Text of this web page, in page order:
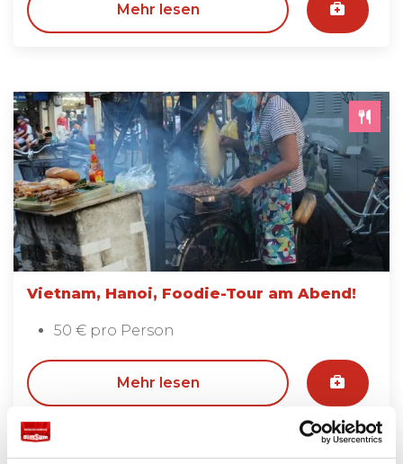
Mehr lesen
Vietnam, Hanoi, Foodie-Tour am Abend!
50 € pro Person
Mehr lesen